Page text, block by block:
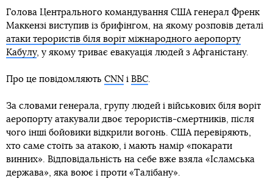
Голова Центрального командування США генерал Френк
Маккензі виступив із брифінгом, на якому розповів деталі
атаки терористів біля воріт міжнародного аеропорту
Кабулу, у якому триває евакуація людей з Афганістану.
Про це повідомляють CNN і BBC.
За словами генерала, групу людей і військових біля воріт
аеропорту атакували двоє терористів-смертників, після
чого інші бойовики відкрили вогонь. США перевіряють,
хто саме стоїть за атакою, і мають намір «покарати
винних». Відповідальність на себе вже взяла «Ісламська
держава», яка воює і проти «Талібану».